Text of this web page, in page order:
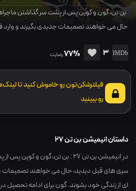
بن تن، گون و کوین پس از پشت سر گذاشتن
حال می خواهند تصمیمات جدیدی بگیرند و وارد
گون برای ادامه تحصیل در دانشگاه به شهر
مجبور به ترک شهر می شود. حال بن تنیسون
نام روک که پدربزرگش برای او انتخاب کرده
3
77%رضایت
فیلترشکن‌تون رو خاموش کنید تا
رو ببینید
داستان انیمیشن بن تن 27
در انیمیشن بن تن 27 : بن تن، گون و
سری های قبل دیدید، حال می خواهند تصمیمات
ای از زندگی خود بشوند. گون برای ادامه تحصیل